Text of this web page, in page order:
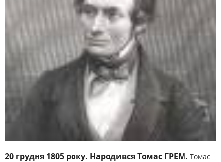
20 грудня 1805 року. Народився Томас ГРЕМ. Томас